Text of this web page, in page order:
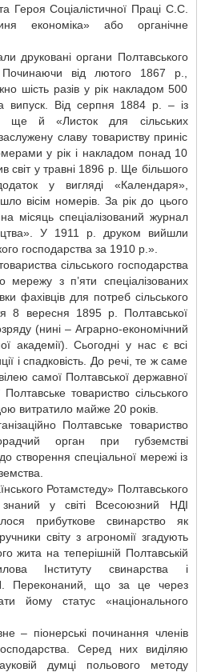
Героя Соціалістичної Праці С.С.
економіка» або органічне
друковані органи Полтавського
Починаючи від лютого 1867 р.,
шість разів у рік накладом 500
випуск. Від серпня 1884 р. – із
ще й «Листок для сільських
славу товариству приніс
у рік і накладом понад 10
світ у травні 1896 р. Ще більшого
у вигляді «Календаря»,
вісім номерів. За рік до цього
місяць спеціалізований журнал
У 1911 р. друком вийшли
господарства за 1910 р.».
сільського господарства
мережу з п’яти спеціалізованих
фахівців для потреб сільського
8 вересня 1895 р. Полтавської
(нині – Аграрно-економічний
академії). Сьогодні у нас є всі
і спадковість. До речі, те ж саме
самої Полтавської державної
товариство сільського
витратило майже 20 років.
Полтавське товариство
орган при губземстві
створення спеціальної мережі із
Ротамстеду» Полтавського
у світі Всесоюзний НДІ
прибуткове свинарство як
світу з агрономії згадують
жита на теперішній Полтавській
Інституту свинарства і
Переконаний, що за це через
йому статус «національного
– піонерські починання членів
Серед них виділяю
думці польового методу